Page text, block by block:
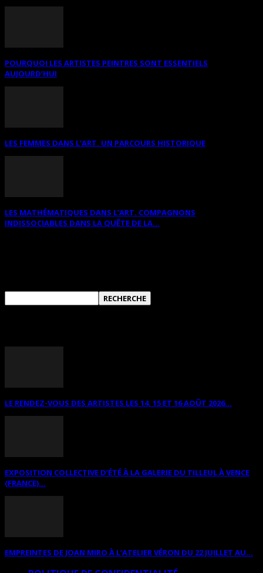
POURQUOI LES ARTISTES PEINTRES SONT ESSENTIELS
AUJOURD’HUI
LES FEMMES DANS L’ART. UN PARCOURS HISTORIQUE
LES MATHÉMATIQUES DANS L’ART. COMPAGNONS
INDISSOCIABLES DANS LA QUÊTE DE LA...
LE RENDEZ-VOUS DES ARTISTES LES 14, 15 ET 16 AOÛT 2026...
EXPOSITION COLLECTIVE D’ÉTÉ À LA GALERIE DU TILLEUL À VENCE
(FRANCE)...
EMPREINTES DE JOAN MIRO À L’ATELIER VÉRON DU 22 JUILLET AU...